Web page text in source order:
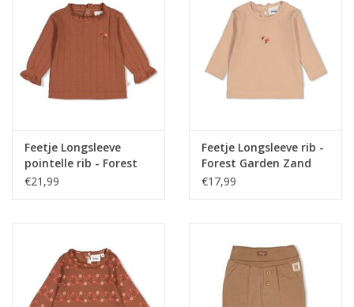
Feetje Longsleeve
pointelle rib - Forest
Garden Bruin
€21,99
Feetje Longsleeve rib -
Forest Garden Zand
€17,99